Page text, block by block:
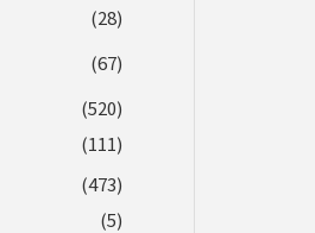
(28)
(67)
(520)
(111)
(473)
(5)